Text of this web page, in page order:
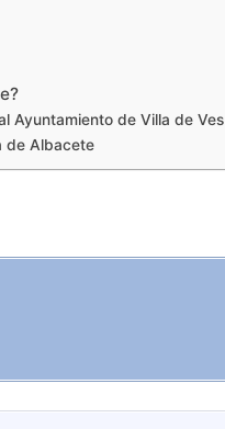
Ayuntamiento de Villa de Ves
de Albacete